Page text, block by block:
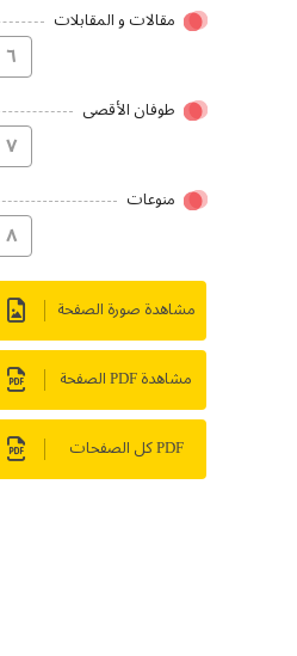
مقالات و المقابلات
٦
طوفان الأقصى
۷
منوعات
۸
مشاهدة صورة الصفحة
مشاهدة PDF الصفحة
PDF كل الصفحات